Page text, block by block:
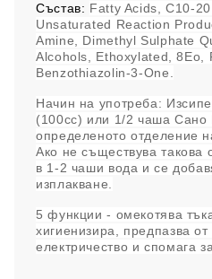
Състав: Fatty Acids, C10-
Unsaturated Reaction
Amine, Dimethyl Sulphate
Alcohols, Ethoxylated, 8Eo,
Benzothiazolin-3-One.
Начин на употреба:
(100сс) или 1/2 чаша Сано
определеното отделение
Ако не съществува такова
в 1-2 чаши вода и се
изплакване.
5 функции - омекотява
хигиенизира, предпазва от
електричество и спомага